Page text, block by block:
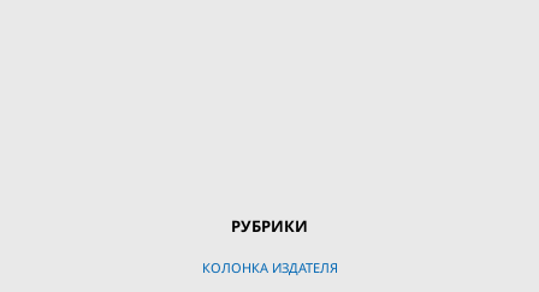
РУБРИКИ
КОЛОНКА ИЗДАТЕЛЯ